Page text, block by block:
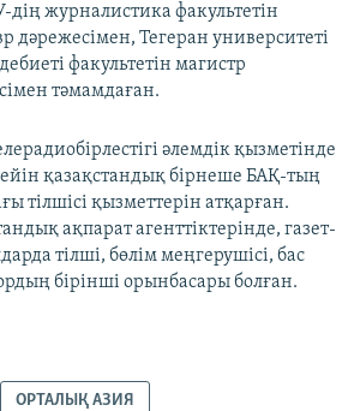
журналистика факультетін
дәрежесімен, Тегеран университеті
факультетін магистр
тәмамдаған.
әлемдік қызметінде
қазақстандық бірнеше БАҚ-тың
тілшісі қызметтерін атқарған.
ақпарат агенттіктерінде, газет-
тілші, бөлім меңгерушісі, бас
бірінші орынбасары болған.
ОРТАЛЫҚ АЗИЯ